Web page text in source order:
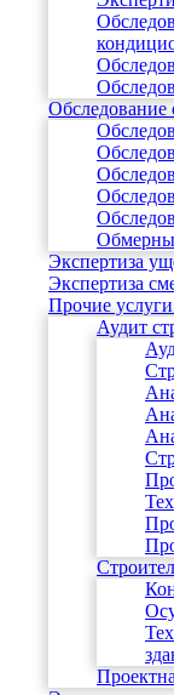
Обследование
Экспертиза
Экспертиза
Прочие
Аудит